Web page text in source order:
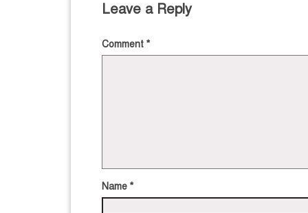
Leave a Reply
Comment *
Name *